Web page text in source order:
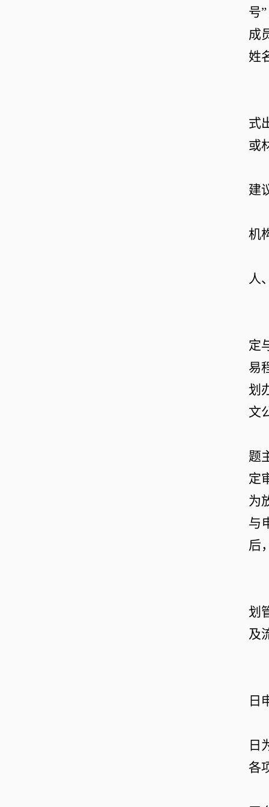
号”
成
姓
式
或
建
机
人
定
易
划
文
题
定
为
与
后
划
及
日
日
各